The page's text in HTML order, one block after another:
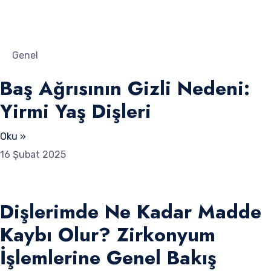
Genel
Baş Ağrısının Gizli Nedeni:
Yirmi Yaş Dişleri
Oku »
16 Şubat 2025
Dişlerimde Ne Kadar Madde
Kaybı Olur? Zirkonyum
İşlemlerine Genel Bakış